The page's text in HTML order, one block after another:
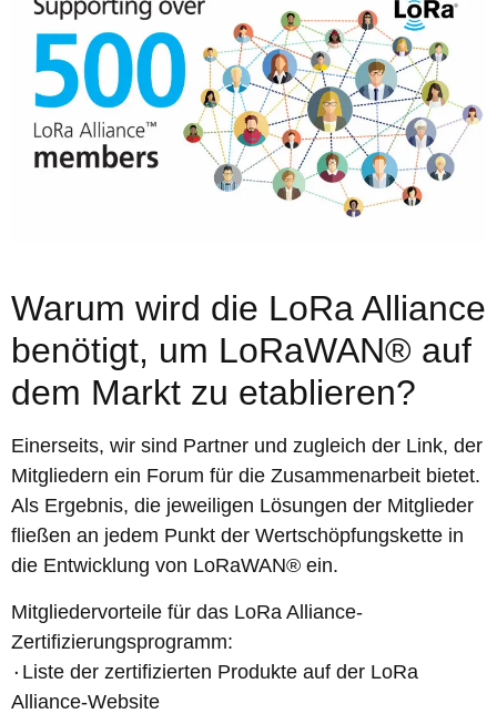
Warum wird die LoRa Alliance
benötigt, um LoRaWAN® auf
dem Markt zu etablieren?
Einerseits, wir sind Partner und zugleich der Link, der
Mitgliedern ein Forum für die Zusammenarbeit bietet.
Als Ergebnis, die jeweiligen Lösungen der Mitglieder
fließen an jedem Punkt der Wertschöpfungskette in
die Entwicklung von LoRaWAN® ein.
Mitgliedervorteile für das LoRa Alliance-
Zertifizierungsprogramm:
۰Liste der zertifizierten Produkte auf der LoRa
Alliance-Website